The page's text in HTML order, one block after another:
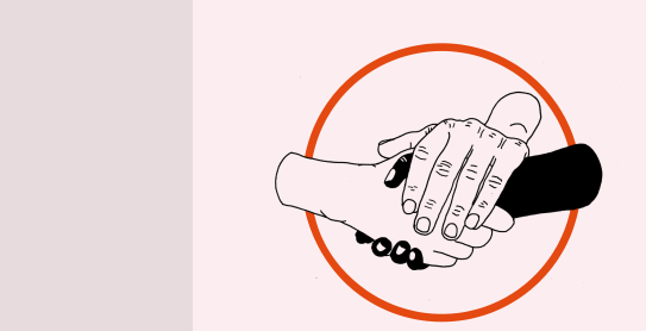
„Sommerzeit“ – das
Sonne! Und man
schon am ersten